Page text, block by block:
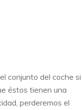
conjunto del coche si
éstos tienen una
perderemos el